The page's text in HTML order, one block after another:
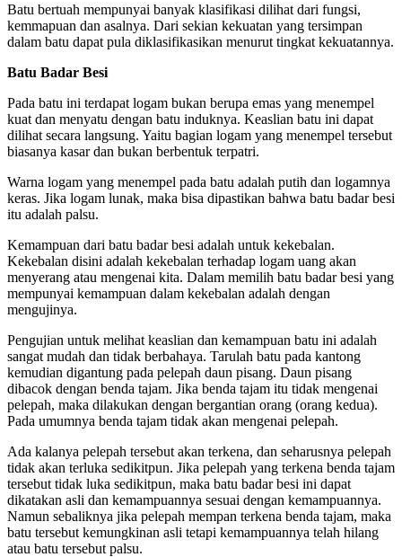
Batu bertuah mempunyai banyak klasifikasi dilihat dari fungsi,
kemmapuan dan asalnya. Dari sekian kekuatan yang tersimpan
dalam batu dapat pula diklasifikasikan menurut tingkat kekuatannya.
Batu Badar Besi
Pada batu ini terdapat logam bukan berupa emas yang menempel
kuat dan menyatu dengan batu induknya. Keaslian batu ini dapat
dilihat secara langsung. Yaitu bagian logam yang menempel tersebut
biasanya kasar dan bukan berbentuk terpatri.
Warna logam yang menempel pada batu adalah putih dan logamnya
keras. Jika logam lunak, maka bisa dipastikan bahwa batu badar besi
itu adalah palsu.
Kemampuan dari batu badar besi adalah untuk kekebalan.
Kekebalan disini adalah kekebalan terhadap logam uang akan
menyerang atau mengenai kita. Dalam memilih batu badar besi yang
mempunyai kemampuan dalam kekebalan adalah dengan
mengujinya.
Pengujian untuk melihat keaslian dan kemampuan batu ini adalah
sangat mudah dan tidak berbahaya. Tarulah batu pada kantong
kemudian digantung pada pelepah daun pisang. Daun pisang
dibacok dengan benda tajam. Jika benda tajam itu tidak mengenai
pelepah, maka dilakukan dengan bergantian orang (orang kedua).
Pada umumnya benda tajam tidak akan mengenai pelepah.
Ada kalanya pelepah tersebut akan terkena, dan seharusnya pelepah
tidak akan terluka sedikitpun. Jika pelepah yang terkena benda tajam
tersebut tidak luka sedikitpun, maka batu badar besi ini dapat
dikatakan asli dan kemampuannya sesuai dengan kemampuannya.
Namun sebaliknya jika pelepah mempan terkena benda tajam, maka
batu tersebut kemungkinan asli tetapi kemampuannya telah hilang
atau batu tersebut palsu.